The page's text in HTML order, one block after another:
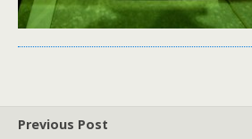
Previous Post